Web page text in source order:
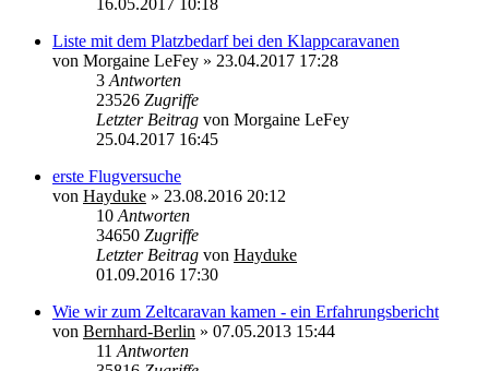
Liste mit dem Platzbedarf bei den Klappcaravanen
von Morgaine LeFey » 23.04.2017 17:28
3 Antworten
23526 Zugriffe
Letzter Beitrag von Morgaine LeFey
25.04.2017 16:45
erste Flugversuche
von Hayduke » 23.08.2016 20:12
10 Antworten
34650 Zugriffe
Letzter Beitrag von Hayduke
01.09.2016 17:30
Wie wir zum Zeltcaravan kamen - ein Erfahrungsbericht
von Bernhard-Berlin » 07.05.2013 15:44
11 Antworten